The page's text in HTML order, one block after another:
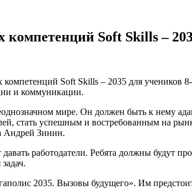
Soft Skills –
Soft Skills – 2035 для учеников
и коммуникации.
мире. Он должен быть к нему
стать успешным и востребованным на
Андрей Зинин.
работодатели. Ребята должны будут
2035. Вызовы будущего». Им